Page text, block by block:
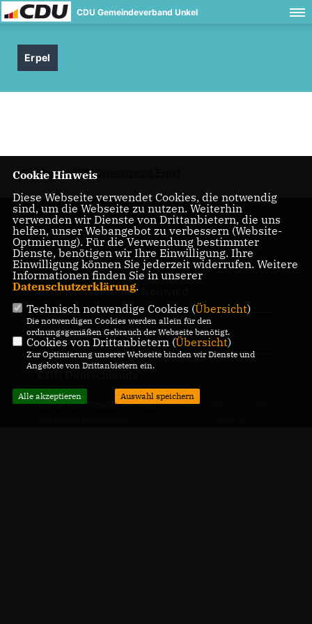
CDU Gemeindeverband Unkel
Erpel
Facebook - CDU Ortsverband Erpel
IMPRESSUM DATENSCHUTZ KONTAKT
CDU Kreisverband Neuwied
CDU Rheinland-Pfalz
@2026 CDU Gemeindeverband
Realisation: Sharkness Media
Cookie Hinweis
Diese Webseite verwendet Cookies, die notwendig
sind, um die Webseite zu nutzen. Weiterhin
verwenden wir Dienste von Drittanbietern, die uns
helfen, unser Webangebot zu verbessern (Website-
Optmierung). Für die Verwendung bestimmter
Dienste, benötigen wir Ihre Einwilligung. Ihre
Einwilligung können Sie jederzeit widerrufen. Weitere
Informationen finden Sie in unserer
Datenschutzerklärung.
Technisch notwendige Cookies (Übersicht)
Die notwendigen Cookies werden allein für den
ordnungsgemäßen Gebrauch der Webseite benötigt.
Cookies von Drittanbietern (Übersicht)
Zur Optimierung unserer Webseite binden wir Dienste und
Angebote von Drittanbietern ein.
Alle akzeptieren Auswahl speichern